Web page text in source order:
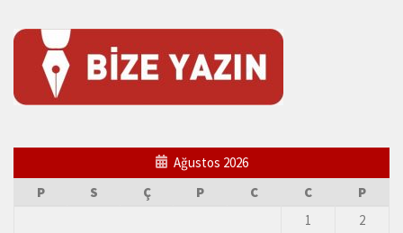
Ağustos 2026
P
S Ç P C C
P
1
2